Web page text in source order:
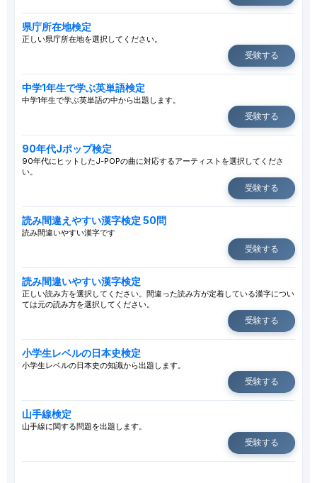
県庁所在地検定
正しい県庁所在地を選択してください。
受験する
中学1年生で学ぶ英単語検定
中学1年生で学ぶ英単語の中から出題します。
受験する
90年代Jポップ検定
90年代にヒットしたJ-POPの曲に対応するアーティストを選択してくださ
い。
受験する
読み間違えやすい漢字検定 50問
読み間違いやすい漢字です
受験する
読み間違いやすい漢字検定
正しい読み方を選択してください。間違った読み方が定着している漢字につい
ては元の読み方を選択してください。
受験する
小学生レベルの日本史検定
小学生レベルの日本史の知識から出題します。
受験する
山手線検定
山手線に関する問題を出題します。
受験する